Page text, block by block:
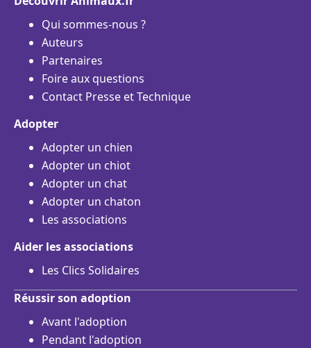
Qui sommes-nous ?
Auteurs
Partenaires
Foire aux questions
Contact Presse et Technique
Adopter
Adopter un chien
Adopter un chiot
Adopter un chat
Adopter un chaton
Les associations
Aider les associations
Les Clics Solidaires
Réussir son adoption
Avant l'adoption
Pendant l'adoption